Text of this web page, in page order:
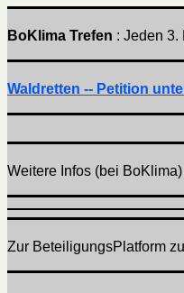
BoKlima Trefen : Jeden 3.
Waldretten -- Petition
Weitere Infos (bei BoKlima)
Zur BeteiligungsPlatform